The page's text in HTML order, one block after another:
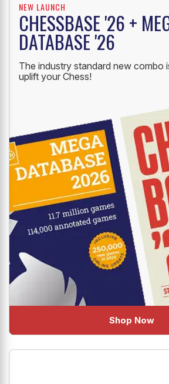
NEW LAUNCH
CHESSBASE '26 +
DATABASE '26
The industry standard new combo
uplift your Chess!
Shop Now